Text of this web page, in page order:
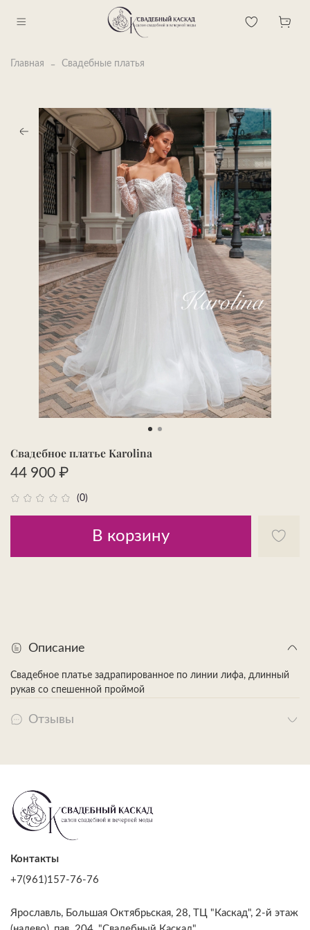
Главная Свадебные платья
(0)
Свадебное платье Karolina
44 900 ₽
В корзину
Описание
Свадебное платье задрапированное по линии лифа, длинный
рукав со спешенной проймой
Отзывы
Контакты
+7(961)157-76-76
Ярославль, Большая Октябрьская, 28, ТЦ "Каскад", 2-й этаж